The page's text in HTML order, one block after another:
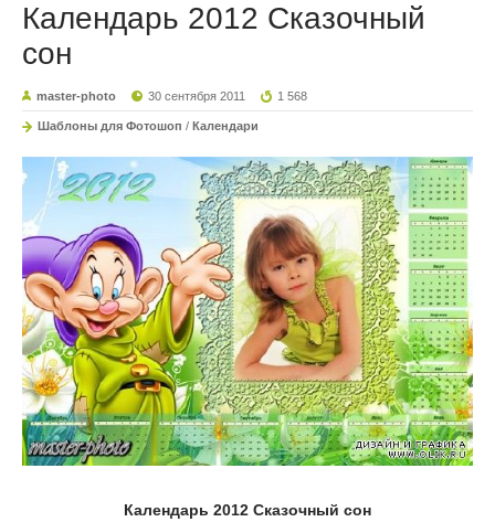
Календарь 2012 Сказочный
сон
master-photo 30 сентября 2011 1 568
Шаблоны для Фотошоп / Календари
Календарь 2012 Сказочный сон